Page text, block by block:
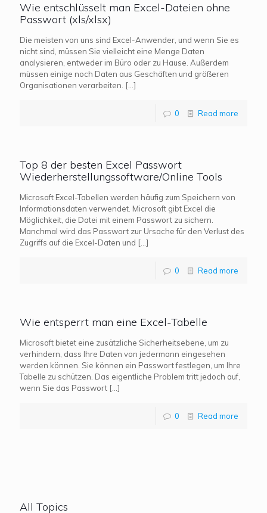
Wie entschlüsselt man Excel-Dateien ohne
Passwort (xls/xlsx)
Die meisten von uns sind Excel-Anwender, und wenn Sie es
nicht sind, müssen Sie vielleicht eine Menge Daten
analysieren, entweder im Büro oder zu Hause. Außerdem
müssen einige noch Daten aus Geschäften und größeren
Organisationen verarbeiten. […]
0 Read more
Top 8 der besten Excel Passwort
Wiederherstellungssoftware/Online Tools
Microsoft Excel-Tabellen werden häufig zum Speichern von
Informationsdaten verwendet. Microsoft gibt Excel die
Möglichkeit, die Datei mit einem Passwort zu sichern.
Manchmal wird das Passwort zur Ursache für den Verlust des
Zugriffs auf die Excel-Daten und […]
0 Read more
Wie entsperrt man eine Excel-Tabelle
Microsoft bietet eine zusätzliche Sicherheitsebene, um zu
verhindern, dass Ihre Daten von jedermann eingesehen
werden können. Sie können ein Passwort festlegen, um Ihre
Tabelle zu schützen. Das eigentliche Problem tritt jedoch auf,
wenn Sie das Passwort […]
0 Read more
All Topics